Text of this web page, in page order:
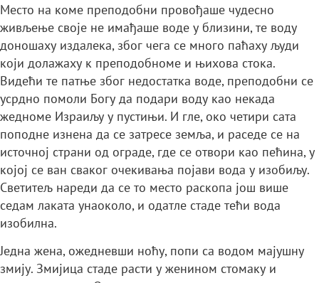
Место на коме преподобни провођаше чудесно
живљење своје не имађаше воде у близини, те воду
доношаху издалека, због чега се много паћаху људи
који долажаху к преподобноме и њихова стока.
Видећи те патње због недостатка воде, преподобни се
усрдно помоли Богу да подари воду као некада
жедноме Израиљу у пустињи. И гле, око четири сата
поподне изнена да се затресе земља, и раседе се на
источној страни од ограде, где се отвори као пећина, у
којој се ван сваког очекивања појави вода у изобиљу.
Светитељ нареди да се то место раскопа још више
седам лаката унаоколо, и одатле стаде тећи вода
изобилна.
Једна жена, ожедневши ноћу, попи са водом мајушну
змију. Змијица стаде расти у женином стомаку и